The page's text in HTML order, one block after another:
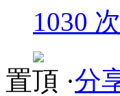
1030
置頂 ·分